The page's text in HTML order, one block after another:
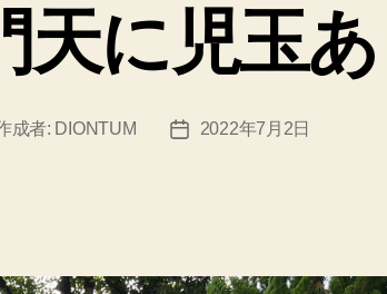
リ
天に児玉
成者: DIONTUM
投
2022年7月2日